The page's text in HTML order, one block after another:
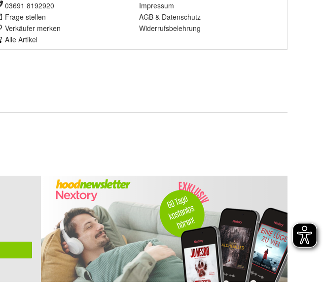
03691 8192920
Frage stellen
Verkäufer merken
Alle Artikel
Impressum
AGB & Datenschutz
Widerrufsbelehrung